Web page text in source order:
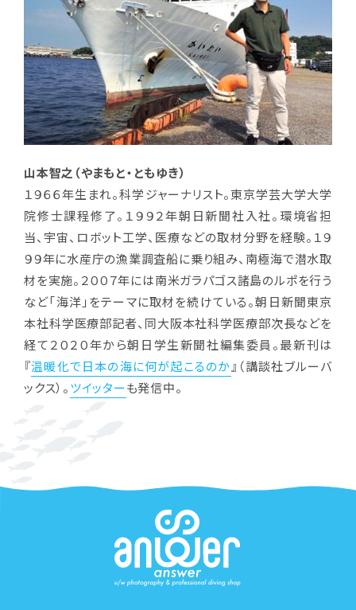
山本智之（やまもと・ともゆき）
１９６６年生まれ。科学ジャーナリスト。東京学芸大学大学
院修士課程修了。１９９２年朝日新聞社入社。環境省担
当、宇宙、ロボット工学、医療などの取材分野を経験。１９
９９年に水産庁の漁業調査船に乗り組み、南極海で潜水取
材を実施。２００７年には南米ガラパゴス諸島のルポを行う
など「海洋」をテーマに取材を続けている。朝日新聞東京
本社科学医療部記者、同大阪本社科学医療部次長などを
経て２０２０年から朝日学生新聞社編集委員。最新刊は
『温暖化で日本の海に何が起こるのか 』（講談社ブルーバ
ックス）。ツイッターも発信中。